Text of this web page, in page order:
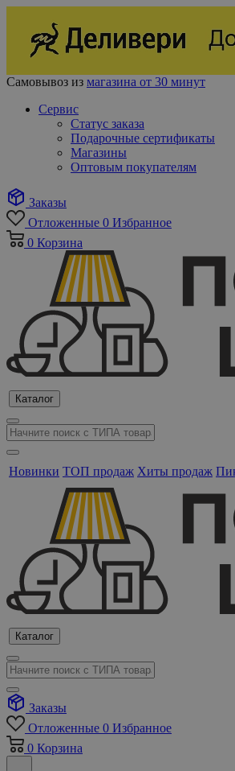
Самовывоз из магазина от 30 минут
Сервис
Статус заказа
Подарочные сертификаты
Магазины
Оптовым покупателям
Заказы
Отложенные 0 Избранное
0 Корзина
Каталог
Новинки ТОП продаж Хиты продаж
Каталог
Заказы
Отложенные 0 Избранное
0 Корзина